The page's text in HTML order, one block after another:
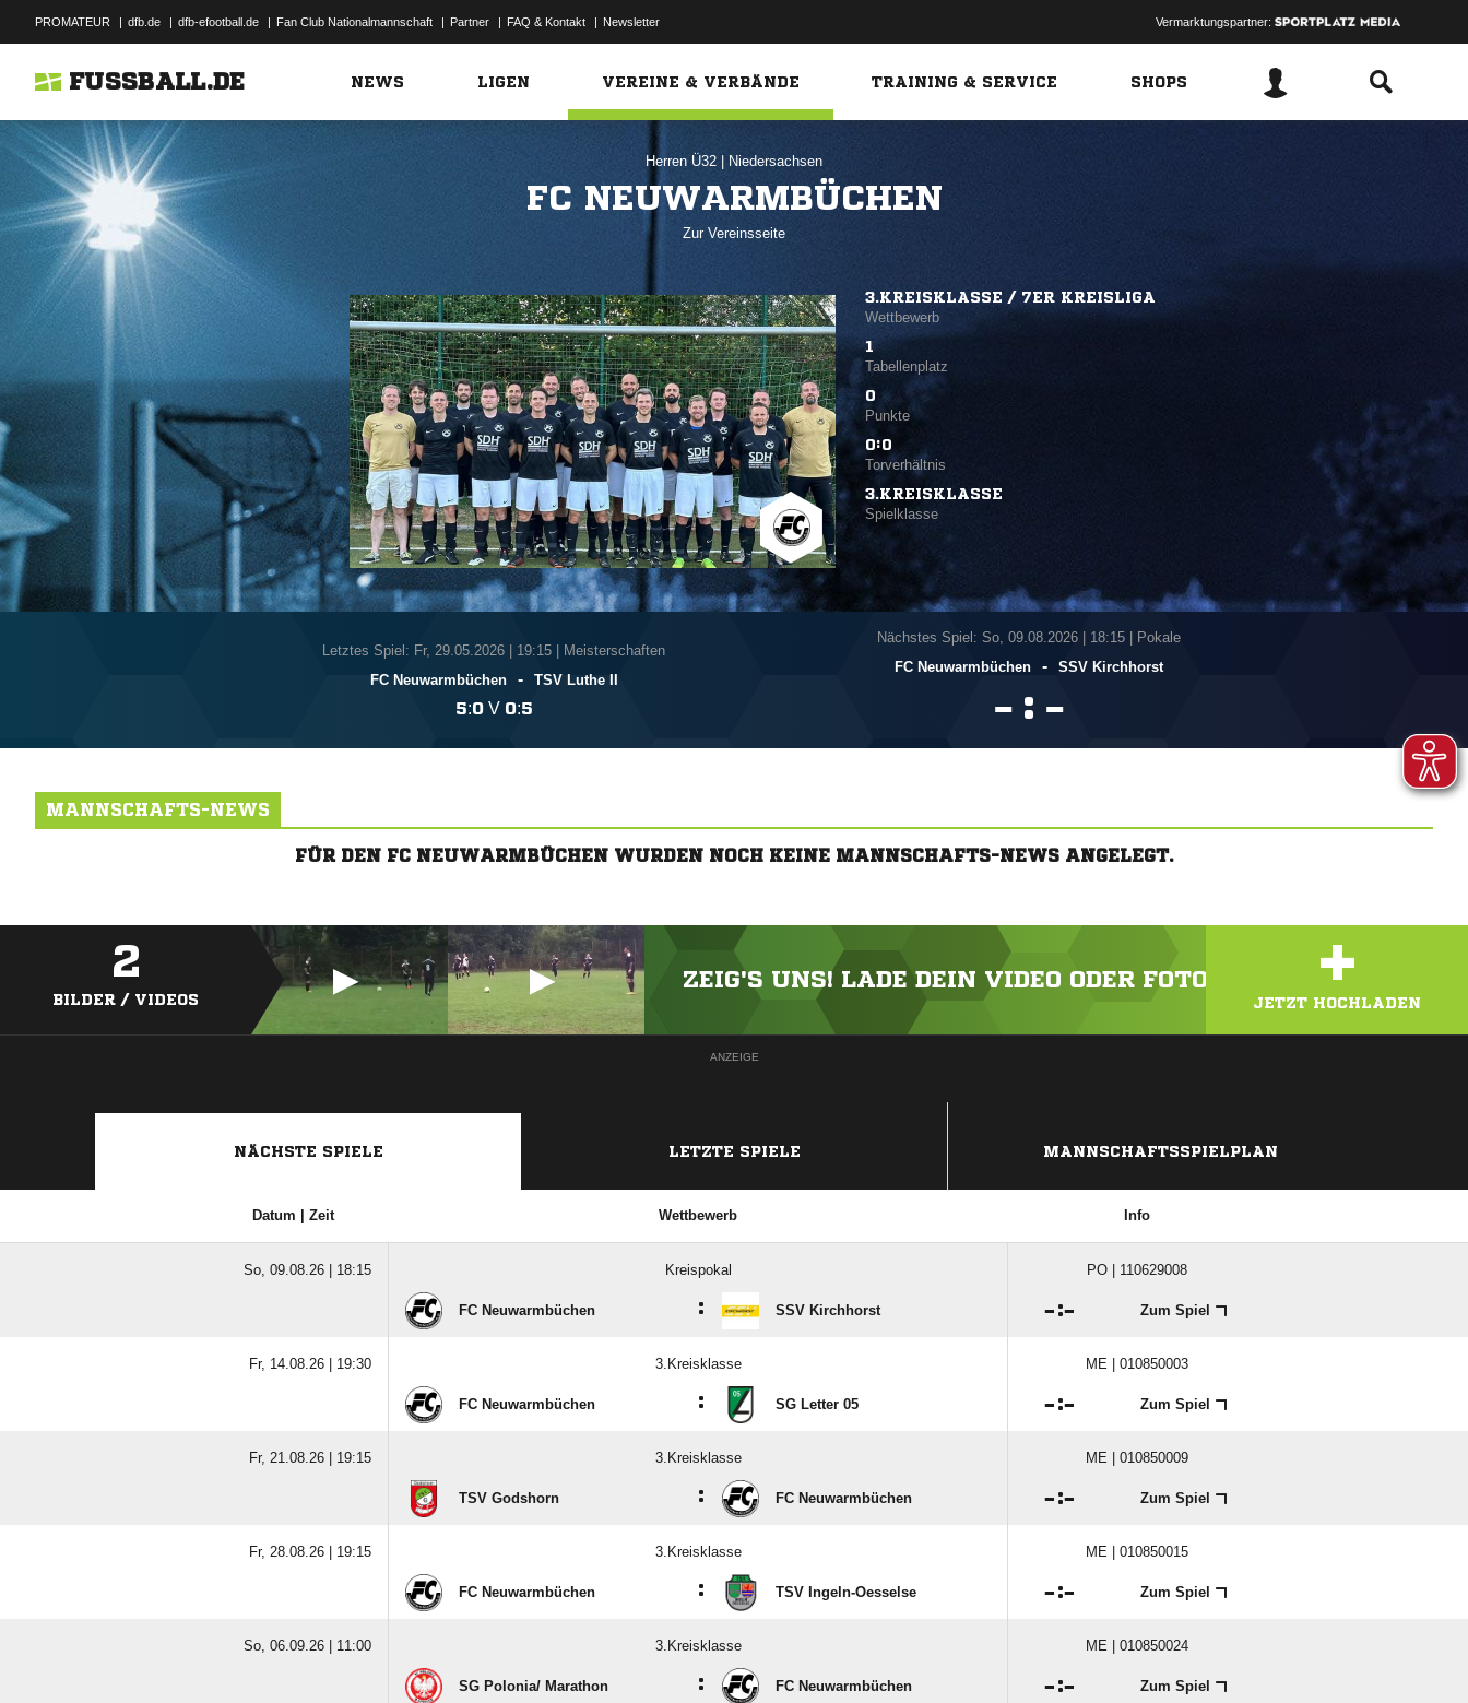
PROMATEUR | dfb.de | dfb-efootball.de | Fan Club Nationalmannschaft | Partner | FAQ & Kontakt | Newsletter Vermarktungspartner:
FUSSBALL.DE NEWS LIGEN VEREINE & VERBÄNDE TRAINING & SERVICE SHOPS
Herren Ü32 Niedersachsen
FC NEUWARMBÜCHEN
Zur Vereinsseite
3.KREISKLASSE / 7ER KREISLIGA
Wettbewerb
1
Tabellenplatz
0
Punkte
0:0
Torverhältnis
3.KREISKLASSE
Spielklasse
Letztes Spiel: Fr, 29.05.2026
19:15 | Meisterschaften
FC Neuwarmbüchen
- TSV Luthe II
:V :
Nächstes Spiel: So, 09.08.2026
18:15 | Pokale
FC Neuwarmbüchen
- SSV Kirchhorst
 : 
MANNSCHAFTS-NEWS
FÜR DEN FC NEUWARMBÜCHEN WURDEN NOCH KEINE MANNSCHAFTS-NEWS ANGELEGT.
2
BILDER / VIDEOS
ZEIG'S UNS! LADE DEIN VIDEO ODER FOTO HOCH! +
JETZT HOCHLADEN
ANZEIGE
NÄCHSTE SPIELE LETZTE SPIELE MANNSCHAFTSSPIELPLAN
Datum | Zeit Wettbewerb Info
So, 09.08.26 | 18:15 Kreispokal PO | 110629008
FC Neuwarmbüchen : SSV Kirchhorst : Zum Spiel
Fr, 14.08.26 | 19:30 3.Kreisklasse ME | 010850003
FC Neuwarmbüchen : SG Letter 05 : Zum Spiel
Fr, 21.08.26 | 19:15 3.Kreisklasse ME | 010850009
TSV Godshorn : FC Neuwarmbüchen : Zum Spiel
Fr, 28.08.26 | 19:15 3.Kreisklasse ME | 010850015
FC Neuwarmbüchen : TSV Ingeln-Oesselse : Zum Spiel
So, 06.09.26 | 11:00 3.Kreisklasse ME | 010850024
SG Polonia/​ Marathon : FC Neuwarmbüchen : Zum Spiel